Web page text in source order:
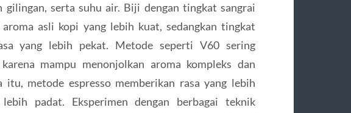
serta suhu air. Biji dengan tingkat sangrai
asli kopi yang lebih kuat, sedangkan tingkat
yang lebih pekat. Metode seperti V60 sering
mampu menonjolkan aroma kompleks dan
metode espresso memberikan rasa yang lebih
padat. Eksperimen dengan berbagai teknik